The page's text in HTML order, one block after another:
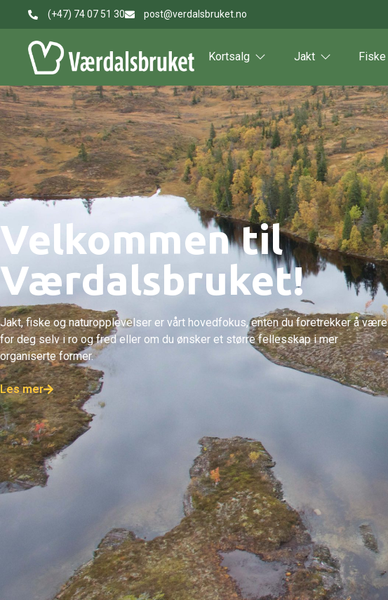
(+47) 74 07 51 30 post@verdalsbruket.no
Kortsalg Jakt Fiske
Velkommen til
Værdalsbruket!
Jakt, fiske og naturopplevelser er vårt hovedfokus, enten du foretrekker å være
for deg selv i ro og fred eller om du ønsker et større fellesskap i mer
organiserte former.
Les mer